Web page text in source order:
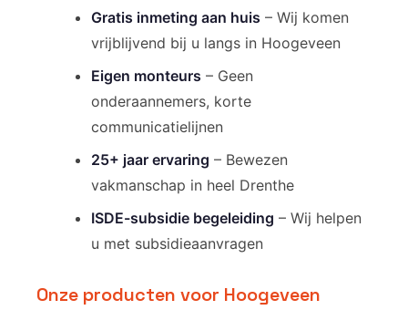
Gratis inmeting aan huis – Wij komen
vrijblijvend bij u langs in Hoogeveen
Eigen monteurs – Geen
onderaannemers, korte
communicatielijnen
25+ jaar ervaring – Bewezen
vakmanschap in heel Drenthe
ISDE-subsidie begeleiding – Wij helpen
u met subsidieaanvragen
Onze producten voor Hoogeveen